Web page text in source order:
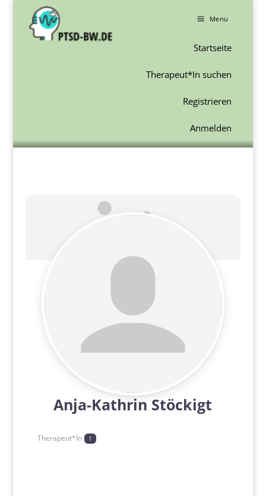
a Menu
Startseite
Therapeut*In suchen
Registrieren
Anmelden
Anja-Kathrin Stöckigt
Therapeut*In 1